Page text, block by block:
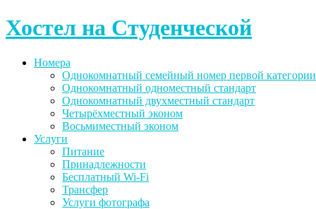
Skip
to
Хостел на Студенческой
Номера
Однокомнатный семейный номер первой категории
Однокомнатный одноместный стандарт
Однокомнатный двухместный стандарт
Четырёхместный эконом
Восьмиместный эконом
Услуги
Питание
Принадлежности
Бесплатный Wi-Fi
Трансфер
Услуги фотографа